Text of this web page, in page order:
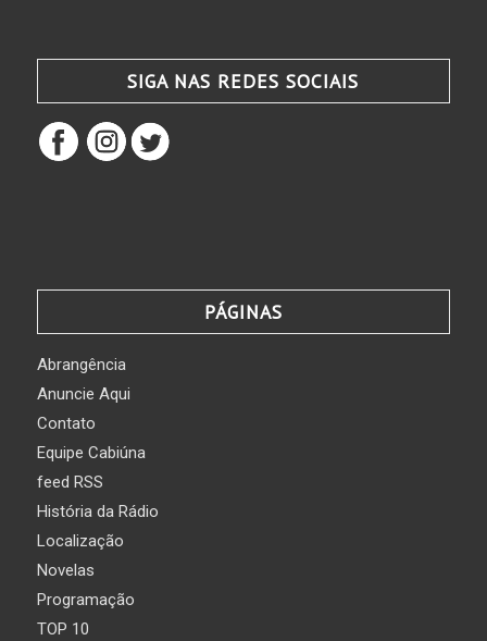
SIGA NAS REDES SOCIAIS
PÁGINAS
Abrangência
Anuncie Aqui
Contato
Equipe Cabiúna
feed RSS
História da Rádio
Localização
Novelas
Programação
TOP 10